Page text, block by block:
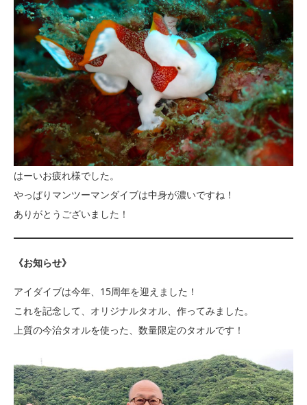
はーいお疲れ様でした。
やっぱりマンツーマンダイブは中身が濃いですね！
ありがとうございました！
《お知らせ》
アイダイブは今年、15周年を迎えました！
これを記念して、オリジナルタオル、作ってみました。
上質の今治タオルを使った、数量限定のタオルです！